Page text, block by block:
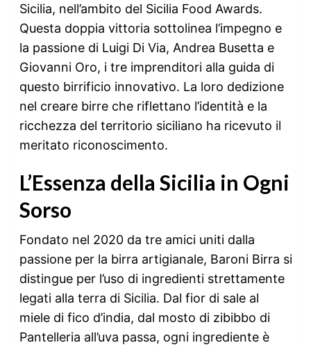
Sicilia, nell’ambito del Sicilia Food Awards.
Questa doppia vittoria sottolinea l’impegno e
la passione di Luigi Di Via, Andrea Busetta e
Giovanni Oro, i tre imprenditori alla guida di
questo birrificio innovativo. La loro dedizione
nel creare birre che riflettano l’identità e la
ricchezza del territorio siciliano ha ricevuto il
meritato riconoscimento.
L’Essenza della Sicilia in Ogni
Sorso
Fondato nel 2020 da tre amici uniti dalla
passione per la birra artigianale, Baroni Birra si
distingue per l’uso di ingredienti strettamente
legati alla terra di Sicilia. Dal fior di sale al
miele di fico d’india, dal mosto di zibibbo di
Pantelleria all’uva passa, ogni ingrediente è